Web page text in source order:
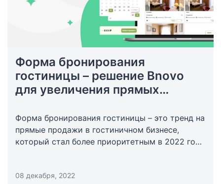
Форма бронирования
гостиницы – решение Bnovo
для увеличения прямых
Форма бронирования гостиницы – это тренд на
прямые продажи в гостиничном бизнесе,
который стал более приоритетным в 2022 году
08 декабря, 2022